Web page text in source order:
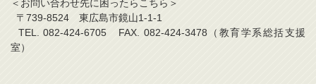
＜お問い合わせ先に困ったらこちら＞
〒739-8524 東広島市鏡山1-1-1
TEL. 082-424-6705 FAX. 082-424-3478（教育学系総括支援
室）